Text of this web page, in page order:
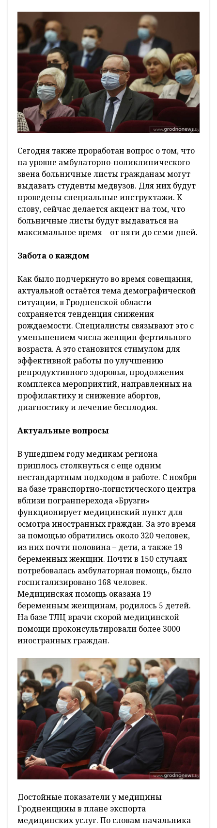
Сегодня также проработан вопрос о том, что
на уровне амбулаторно-поликлинического
звена больничные листы гражданам могут
выдавать студенты медвузов. Для них будут
проведены специальные инструктажи. К
слову, сейчас делается акцент на том, что
больничные листы будут выдаваться на
максимальное время – от пяти до семи дней.
Забота о каждом
Как было подчеркнуто во время совещания,
актуальной остаётся тема демографической
ситуации, в Гродненской области
сохраняется тенденция снижения
рождаемости. Специалисты связывают это с
уменьшением числа женщин фертильного
возраста. А это становится стимулом для
эффективной работы по улучшению
репродуктивного здоровья, продолжения
комплекса мероприятий, направленных на
профилактику и снижение абортов,
диагностику и лечение бесплодия.
Актуальные вопросы
В ушедшем году медикам региона
пришлось столкнуться с еще одним
нестандартным подходом в работе. С ноября
на базе транспортно-логистического центра
вблизи погранперехода «Брузги»
функционирует медицинский пункт для
осмотра иностранных граждан. За это время
за помощью обратились около 320 человек,
из них почти половина – дети, а также 19
беременных женщин. Почти в 150 случаях
потребовалась амбулаторная помощь, было
госпитализировано 168 человек.
Медицинская помощь оказана 19
беременным женщинам, родилось 5 детей.
На базе ТЛЦ врачи скорой медицинской
помощи проконсультировали более 3000
иностранных граждан.
Достойные показатели у медицины
Гродненщины в плане экспорта
медицинских услуг. По словам начальника